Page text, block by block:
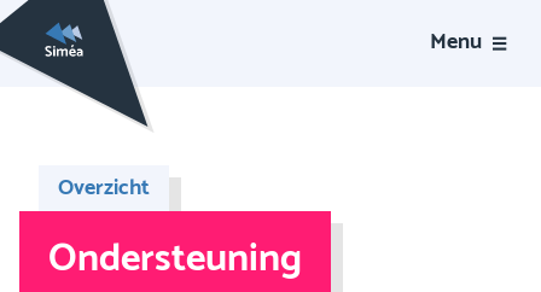
Menu
Overzicht
Ondersteuning